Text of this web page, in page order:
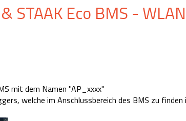
STAAK Eco BMS - WLAN
mit dem Namen "AP_xxxx"
welche im Anschlussbereich des BMS zu finden